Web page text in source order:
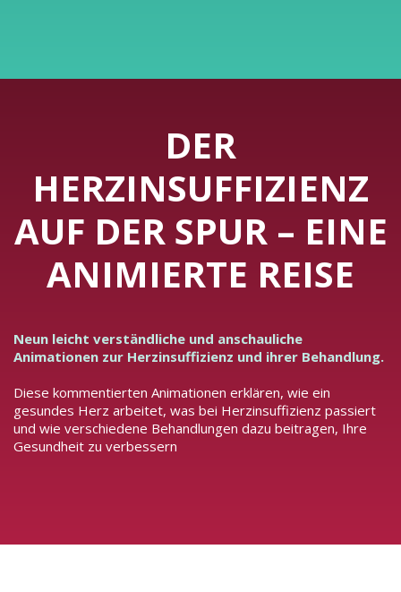
DER
HERZINSUFFIZIENZ
AUF DER SPUR – EINE
ANIMIERTE REISE
Neun leicht verständliche und anschauliche
Animationen zur Herzinsuffizienz und ihrer Behandlung.
Diese kommentierten Animationen erklären, wie ein
gesundes Herz arbeitet, was bei Herzinsuffizienz passiert
und wie verschiedene Behandlungen dazu beitragen, Ihre
Gesundheit zu verbessern